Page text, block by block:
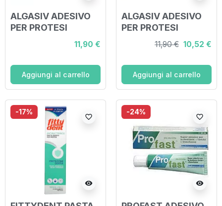
ALGASIV ADESIVO
PER PROTESI
SUPERIORE 15 PEZZI
11,90 €
Aggiungi al carrello
ALGASIV ADESIVO
PER PROTESI
DENTARIA
INFERIORE 15 PEZZI
11,90 € 10,52 €
Aggiungi al carrello
-17%
visibility
favorite_border
-24%
visibility
favorite_border